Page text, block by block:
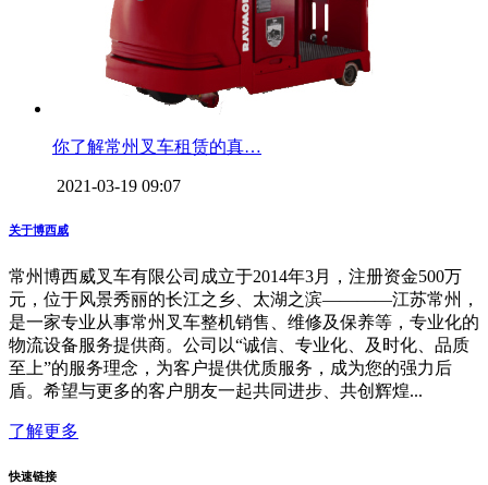
你了解常州叉车租赁的真…
2021-03-19 09:07
关于博西威
常州博西威叉车有限公司成立于2014年3月，注册资金500万
元，位于风景秀丽的长江之乡、太湖之滨————江苏常州，
是一家专业从事常州叉车整机销售、维修及保养等，专业化的
物流设备服务提供商。公司以“诚信、专业化、及时化、品质
至上”的服务理念，为客户提供优质服务，成为您的强力后
盾。希望与更多的客户朋友一起共同进步、共创辉煌...
了解更多
快速链接